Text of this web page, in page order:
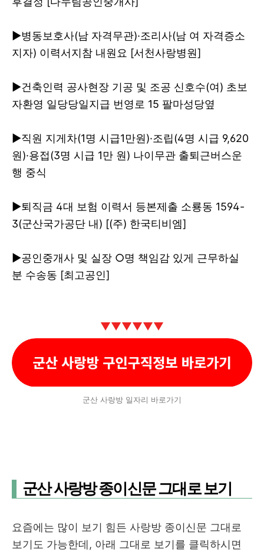
▶병동보호사(남 자격무관)·조리사(남 여 자격증소
지자) 이력서지참 내원요 [서천사랑병원]
▶건축인력 공사현장 기공 및 조공 신호수(여) 초보
자환영 일당당일지급 번영로 15 팔마성당옆
▶직원 지게차(1명 시급1만원)·조립(4명 시급 9,620
원)·용접(3명 시급 1만 원) 나이무관 출퇴근버스운
행 중식
▶퇴직금 4대 보험 이력서 등본제출 소룡동 1594-
3(군산국가공단 내) [(주) 한국티비엠]
▶공인중개사 및 실장 ○명 책임감 있게 근무하실
분 수송동 [최고공인]
▼▼▼▼▼▼
군산 사랑방 일자리 바로가기
군산 사랑방 종이신문 그대로 보기
요즘에는 많이 보기 힘든 사랑방 종이신문 그대로
보기도 가능한데, 아래 그대로 보기를 클릭하시면